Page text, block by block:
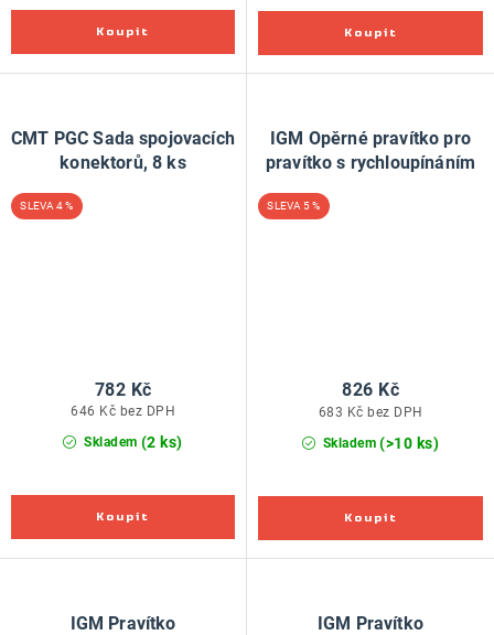
CMT PGC Sada spojovacích
konektorů, 8 ks
4 %
Skladem (2 ks)
646 Kč bez DPH
782 Kč
IGM Opěrné pravítko pro
pravítko s rychloupínáním
5 %
Skladem (>10 ks)
683 Kč bez DPH
826 Kč
IGM Pravítko
IGM Pravítko